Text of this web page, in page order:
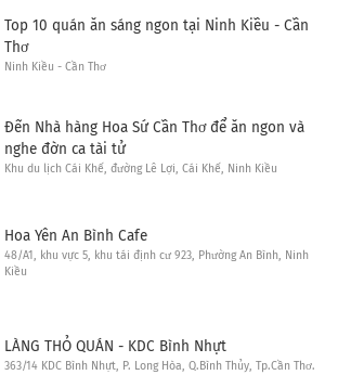
Top 10 quán ăn sáng ngon tại Ninh Kiều - Cần
Thơ
Ninh Kiều - Cần Thơ
Đến Nhà hàng Hoa Sứ Cần Thơ để ăn ngon và
nghe đờn ca tài tử
Khu du lịch Cái Khế, đường Lê Lợi, Cái Khế, Ninh Kiều
Hoa Yên An Bình Cafe
48/A1, khu vực 5, khu tái định cư 923, Phường An Bình, Ninh
Kiều
LÀNG THỎ QUÁN - KDC Bình Nhựt
363/14 KDC Bình Nhựt, P. Long Hòa, Q.Bình Thủy, Tp.Cần Thơ.